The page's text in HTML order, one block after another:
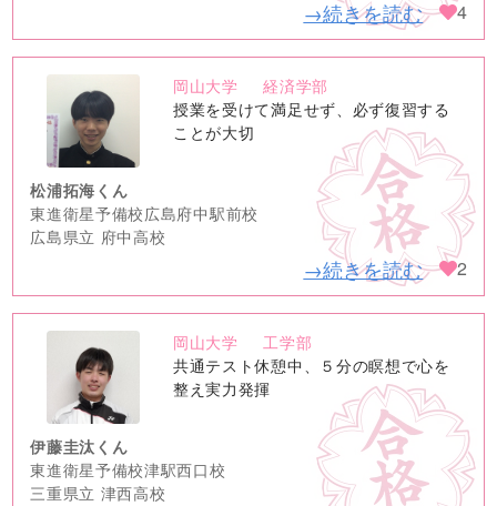
→続きを読む 4
no
image
岡山大学
経済学部
授業を受けて満足せず、必ず復習する
ことが大切
松浦拓海くん
東進衛星予備校広島府中駅前校
広島県立 府中高校
→続きを読む 2
no
image
岡山大学
工学部
共通テスト休憩中、５分の瞑想で心を
整え実力発揮
伊藤圭汰くん
東進衛星予備校津駅西口校
三重県立 津西高校